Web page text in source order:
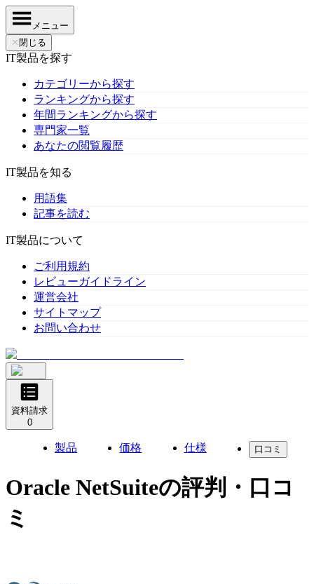
メニュー
✕ 閉じる
IT製品を探す
カテゴリーから探す
ランキングから探す
年間ランキングから探す
専門家一覧
あなたの閲覧履歴
IT製品を知る
用語集
記事を読む
IT製品について
ご利用規約
レビューガイドライン
運営会社
サイトマップ
お問い合わせ
資料請求
0
製品 価格 仕様 口コミ
Oracle NetSuiteの評判・口コ
ミ